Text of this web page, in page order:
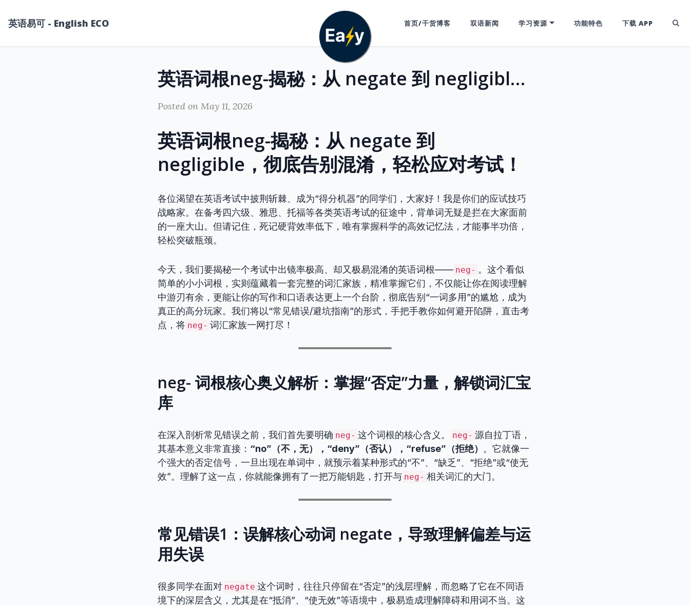
英语易可 - English ECO 首页/干货博客 双语新闻 学习资源 功能特色 下载 APP
英语词根neg-揭秘：从 negate 到 negligible，彻底告别混淆，轻松应对考试！
Posted on May 11, 2026
英语词根neg-揭秘：从 negate 到
negligible，彻底告别混淆，轻松应对考试！
各位渴望在英语考试中披荆斩棘、成为“得分机器”的同学们，大家好！我是你们的应试技巧
战略家。在备考四六级、雅思、托福等各类英语考试的征途中，背单词无疑是拦在大家面前
的一座大山。但请记住，死记硬背效率低下，唯有掌握科学的高效记忆法，才能事半功倍，
轻松突破瓶颈。
今天，我们要揭秘一个考试中出镜率极高、却又极易混淆的英语词根—— neg- 。这个看似
简单的小小词根，实则蕴藏着一套完整的词汇家族，精准掌握它们，不仅能让你在阅读理解
中游刃有余，更能让你的写作和口语表达更上一个台阶，彻底告别“一词多用”的尴尬，成为
真正的高分玩家。我们将以“常见错误/避坑指南”的形式，手把手教你如何避开陷阱，直击考
点，将 neg- 词汇家族一网打尽！
neg- 词根核心奥义解析：掌握“否定”力量，解锁词汇宝
库
在深入剖析常见错误之前，我们首先要明确 neg- 这个词根的核心含义。 neg- 源自拉丁语，
其基本意义非常直接： “no”（不，无），“deny”（否认），“refuse”（拒绝） 。它就像一
个强大的否定信号，一旦出现在单词中，就预示着某种形式的“不”、“缺乏”、“拒绝”或“使无
效”。理解了这一点，你就能像拥有了一把万能钥匙，打开与 neg- 相关词汇的大门。
常见错误1：误解核心动词 negate，导致理解偏差与运
用失误
很多同学在面对 negate 这个词时，往往只停留在“否定”的浅层理解，而忽略了它在不同语
境下的深层含义，尤其是在“抵消”、“使无效”等语境中，极易造成理解障碍和用词不当。这